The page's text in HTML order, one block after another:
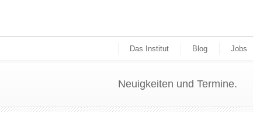
Das Institut Blog Jobs
Neuigkeiten und Termine.